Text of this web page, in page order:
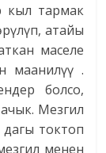
кыл тармак
атайы
маселе
маанилүү .
болсо,
Мезгил
токтоп
менен